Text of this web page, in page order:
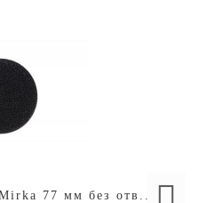
77 мм без отв..